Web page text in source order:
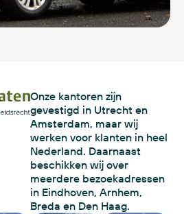
Onze kantoren zijn
gevestigd in Utrecht en
Amsterdam, maar wij
werken voor klanten in heel
Nederland. Daarnaast
beschikken wij over
meerdere bezoekadressen
in Eindhoven, Arnhem,
Breda en Den Haag.